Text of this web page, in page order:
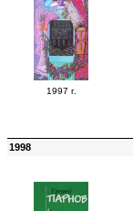
1997 г.
1998